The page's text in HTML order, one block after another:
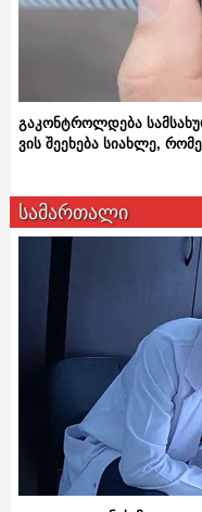
გაკონტროლდება
ვის შეეხება სიახლე,
სამართალი